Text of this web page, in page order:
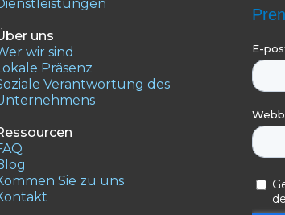
uns
wir sind
Präsenz
Verantwortung des
Sie zu uns